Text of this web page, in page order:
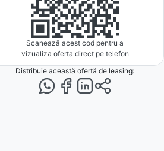
Scanează acest cod pentru a
vizualiza oferta direct pe telefon
Distribuie această ofertă de leasing: